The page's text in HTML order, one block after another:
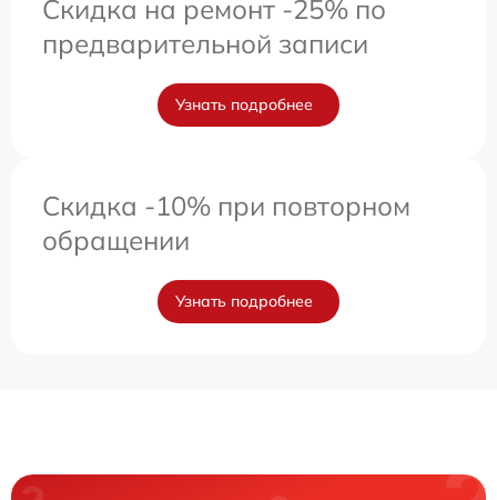
Скидка на ремонт -25% по
предварительной записи
Узнать подробнее
Скидка -10% при повторном
обращении
Узнать подробнее